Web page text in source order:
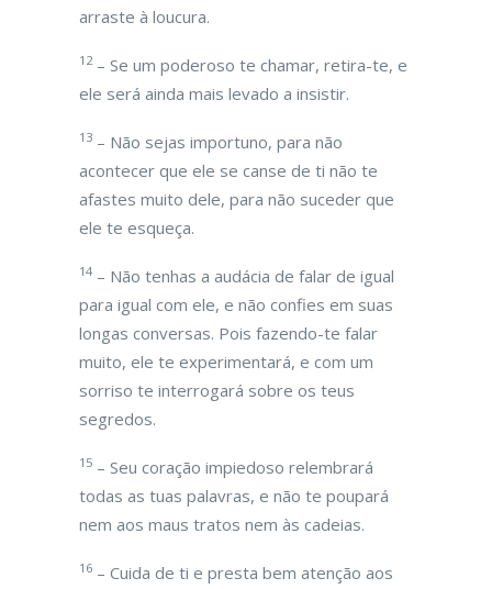
arraste à loucura.
12– Se um poderoso te chamar, retira-te, e
ele será ainda mais levado a insistir.
13 – Não sejas importuno, para não
acontecer que ele se canse de ti não te
afastes muito dele, para não suceder que
ele te esqueça.
14 – Não tenhas a audácia de falar de igual
para igual com ele, e não confies em suas
longas conversas. Pois fazendo-te falar
muito, ele te experimentará, e com um
sorriso te interrogará sobre os teus
segredos.
15 – Seu coração impiedoso relembrará
todas as tuas palavras, e não te poupará
nem aos maus tratos nem às cadeias.
16 – Cuida de ti e presta bem atenção aos